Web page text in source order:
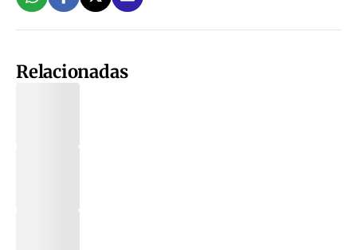
Relacionadas